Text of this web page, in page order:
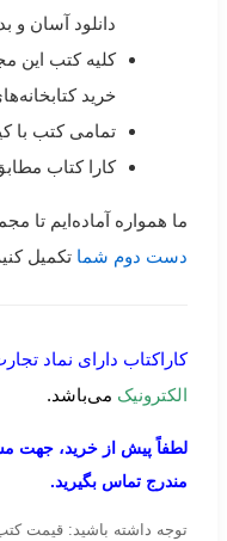
دانلود آسان و
کلیه کتب این
خرید
تمامی کتب با
کارا کتاب
ما همواره آماده‌ایم تا
دست دوم شما تکمیل
کاراکتاب دارای نماد
الکترونیک می‌باشد.
لطفاً پیش از خرید، جهت
مندرج تماس بگیرید.
توجه داشته باشید: قیمت